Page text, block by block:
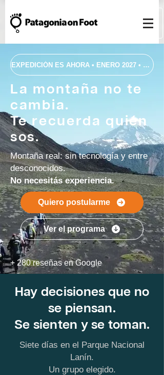
EXPEDICIÓN ES AHORA • ENERO 2027 • 7
La montaña no te
cambia.
Te recuerda quién
sos.
Montaña real: sin tecnología y entre
desconocidos.
No necesitás experiencia.
Quiero postularme
Ver el programa
+ 280 reseñas en Google
Hay decisiones que no
se piensan.
Se sienten y se toman.
Siete días en el Parque Nacional
Lanín.
Un grupo elegido.